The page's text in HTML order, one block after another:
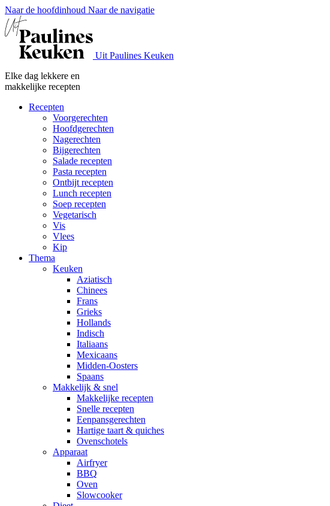
Naar de hoofdinhoud Naar de navigatie
Uit Paulines Keuken
Elke dag lekkere en
makkelijke recepten
Recepten
Voorgerechten
Hoofdgerechten
Nagerechten
Bijgerechten
Salade recepten
Pasta recepten
Ontbijt recepten
Lunch recepten
Soep recepten
Vegetarisch
Vis
Vlees
Kip
Thema
Keuken
Aziatisch
Chinees
Frans
Grieks
Hollands
Indisch
Italiaans
Mexicaans
Midden-Oosters
Spaans
Makkelijk & snel
Makkelijke recepten
Snelle recepten
Eenpansgerechten
Hartige taart & quiches
Ovenschotels
Apparaat
Airfryer
BBQ
Oven
Slowcooker